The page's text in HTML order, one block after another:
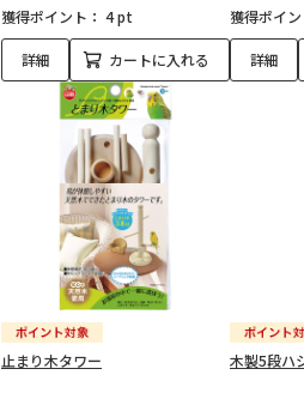
獲得ポイント： 4 pt
詳細 カートに入れる
獲得ポイン
詳細
止まり木タワー 木製5段ハ